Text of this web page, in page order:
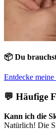
📦 Du
Entdecke
💬 Häufige
Kann ich die
Natürlich! Die